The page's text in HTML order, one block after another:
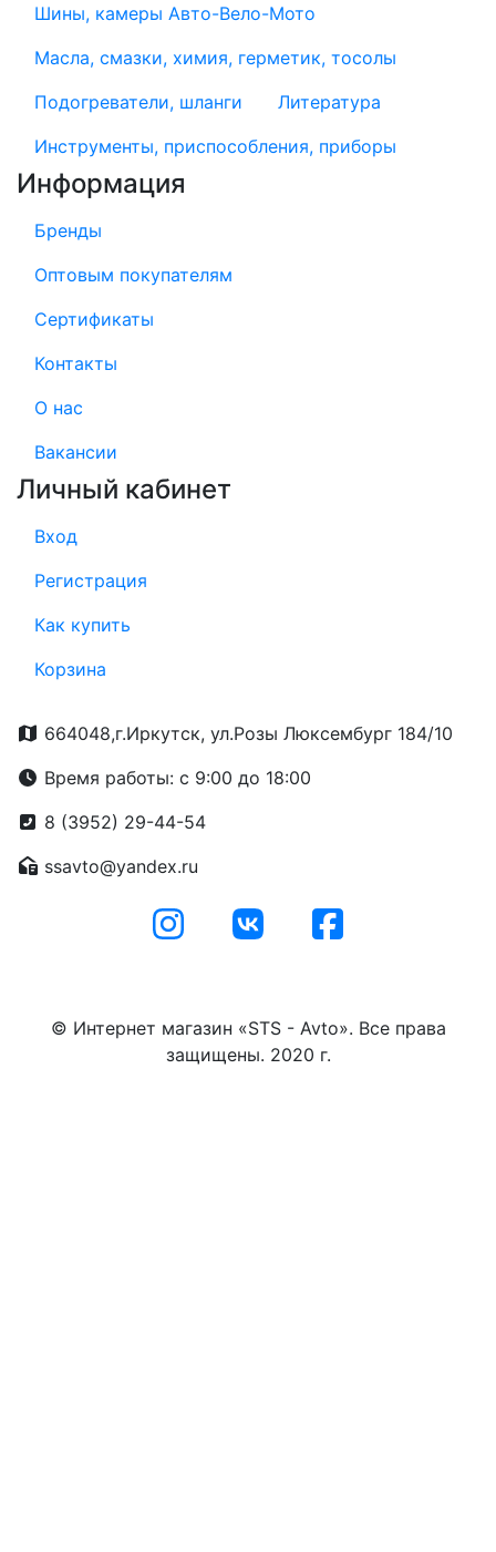
Шины, камеры Авто-Вело-Мото
Масла, смазки, химия, герметик, тосолы
Подогреватели, шланги
Литература
Инструменты, приспособления, приборы
Информация
Бренды
Оптовым покупателям
Сертификаты
Контакты
О нас
Вакансии
Личный кабинет
Вход
Регистрация
Как купить
Корзина
664048,г.Иркутск, ул.Розы Люксембург 184/10
Время работы: с 9:00 до 18:00
8 (3952) 29-44-54
ssavto@yandex.ru
© Интернет магазин «STS - Avto». Все права
защищены. 2020 г.